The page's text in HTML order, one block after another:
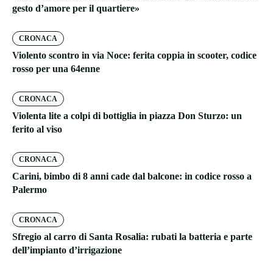
gesto d’amore per il quartiere»
CRONACA
Violento scontro in via Noce: ferita coppia in scooter, codice
rosso per una 64enne
CRONACA
Violenta lite a colpi di bottiglia in piazza Don Sturzo: un
ferito al viso
CRONACA
Carini, bimbo di 8 anni cade dal balcone: in codice rosso a
Palermo
CRONACA
Sfregio al carro di Santa Rosalia: rubati la batteria e parte
dell’impianto d’irrigazione